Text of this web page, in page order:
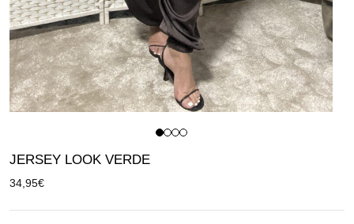
JERSEY LOOK VERDE
34,95€